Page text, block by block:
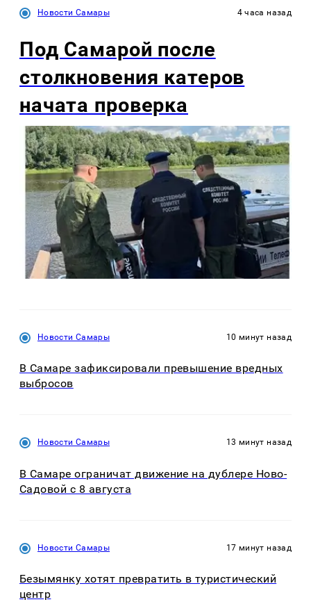
Новости Самары 4 часа назад
Под Самарой после
столкновения катеров
начата проверка
Новости Самары 10 минут назад
В Самаре зафиксировали превышение вредных
выбросов
Новости Самары 13 минут назад
В Самаре ограничат движение на дублере Ново-
Садовой с 8 августа
Новости Самары 17 минут назад
Безымянку хотят превратить в туристический
центр